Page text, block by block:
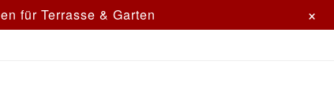
für Terrasse & Garten ×